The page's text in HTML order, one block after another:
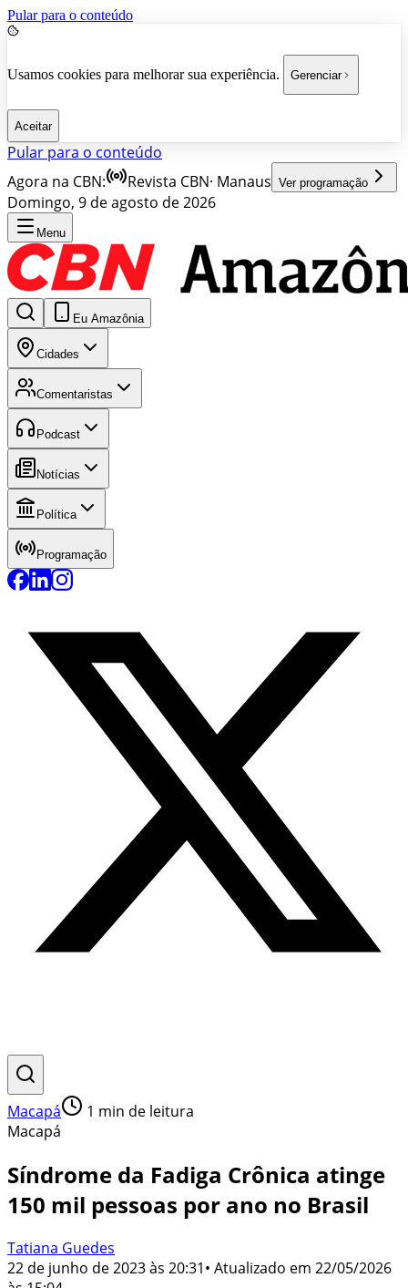
Pular para o conteúdo
Usamos cookies para melhorar sua experiência. Gerenciar
Aceitar
Pular para o conteúdo
Agora na CBN:
Revista CBN· Manaus Ver programação
Domingo, 9 de agosto de 2026
Menu
Eu Amazônia
Cidades
Comentaristas
Podcast
Notícias
Política
Programação
Macapá 1 min de leitura
Macapá
Síndrome da Fadiga Crônica atinge
150 mil pessoas por ano no Brasil
Tatiana Guedes
22 de junho de 2023 às 20:31• Atualizado em 22/05/2026